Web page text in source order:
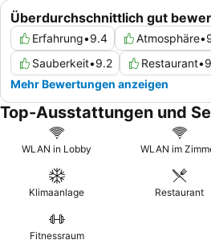
Überdurchschnittlich gut
Erfahrung•9.4 Atmosphäre•
Sauberkeit•9.2 Restaurant•
Mehr Bewertungen anzeigen
Top-Ausstattungen und
WLAN in Lobby WLAN im
Klimaanlage Restaurant
Fitnessraum